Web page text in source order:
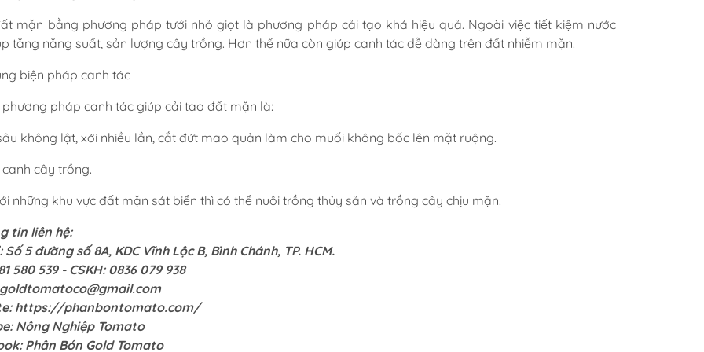
mặn bằng phương pháp tưới nhỏ giọt là phương pháp cải tạo khá hiệu quả. Ngoài việc tiết kiệm nước
tăng năng suất, sản lượng cây trồng. Hơn thế nữa còn giúp canh tác dễ dàng trên đất nhiễm mặn.
biện pháp canh tác
pháp canh tác giúp cải tạo đất mặn là:
không lật, xới nhiều lần, cắt đứt mao quản làm cho muối không bốc lên mặt ruộng.
cây trồng.
những khu vực đất mặn sát biển thì có thể nuôi trồng thủy sản và trồng cây chịu mặn.
tin liên hệ:
5 đường số 8A, KDC Vĩnh Lộc B, Bình Chánh, TP. HCM.
580 539 - CSKH: 0836 079 938
goldtomatoco@gmail.com
https://phanbontomato.com/
Nông Nghiệp Tomato
Phân Bón Gold Tomato